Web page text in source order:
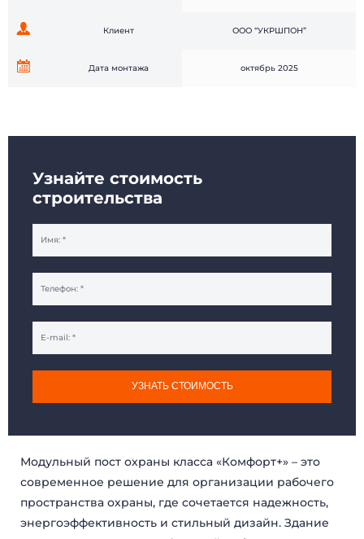
Доставка и монтаж
Вопрос-ответ
Контакты
Клиент ООО “УКРШПОН”
Дата монтажа октябрь 2025
Узнайте стоимость
строительства
УЗНАТЬ СТОИМОСТЬ
Модульный пост охраны класса «Комфорт+» – это
современное решение для организации рабочего
пространства охраны, где сочетается надежность,
энергоэффективность и стильный дизайн. Здание